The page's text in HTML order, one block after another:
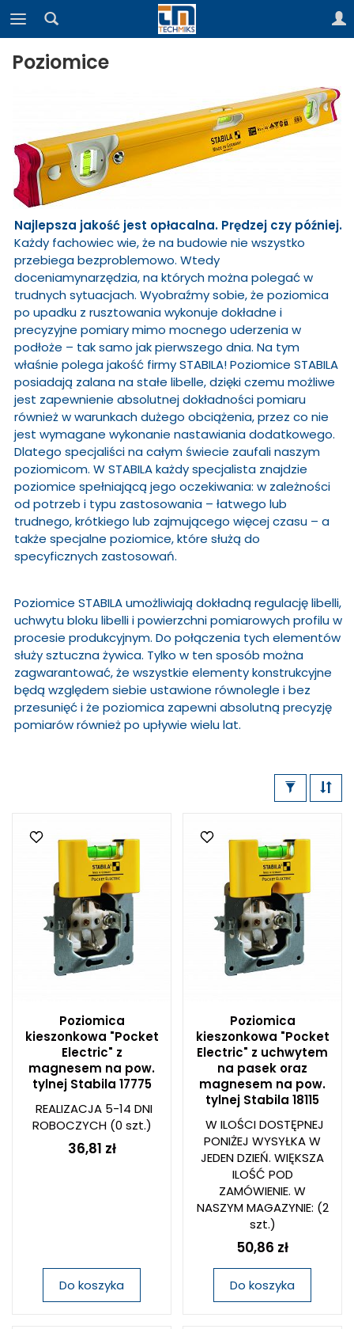
Poziomice
Najlepsza jakość jest opłacalna. Prędzej czy później.
Każdy fachowiec wie, że na budowie nie wszystko
przebiega bezproblemowo. Wtedy
doceniamynarzędzia, na których można polegać w
trudnych sytuacjach. Wyobraźmy sobie, że poziomica
po upadku z rusztowania wykonuje dokładne i
precyzyjne pomiary mimo mocnego uderzenia w
podłoże – tak samo jak pierwszego dnia. Na tym
właśnie polega jakość firmy STABILA! Poziomice STABILA
posiadają zalana na stałe libelle, dzięki czemu możliwe
jest zapewnienie absolutnej dokładności pomiaru
również w warunkach dużego obciążenia, przez co nie
jest wymagane wykonanie nastawiania dodatkowego.
Dlatego specjaliści na całym świecie zaufali naszym
poziomicom. W STABILA każdy specjalista znajdzie
poziomice spełniającą jego oczekiwania: w zależności
od potrzeb i typu zastosowania – łatwego lub
trudnego, krótkiego lub zajmującego więcej czasu – a
także specjalne poziomice, które służą do
specyficznych zastosowań.
Poziomice STABILA umożliwiają dokładną regulację libelli,
uchwytu bloku libelli i powierzchni pomiarowych profilu w
procesie produkcyjnym. Do połączenia tych elementów
służy sztuczna żywica. Tylko w ten sposób można
zagwarantować, że wszystkie elementy konstrukcyjne
będą względem siebie ustawione równolegle i bez
przesunięć i że poziomica zapewni absolutną precyzję
pomiarów również po upływie wielu lat.
Poziomica
kieszonkowa "Pocket
Electric" z
magnesem na pow.
tylnej Stabila 17775
REALIZACJA 5-14 DNI
ROBOCZYCH(0 szt.)
36,81 zł
Do koszyka
Poziomica
kieszonkowa "Pocket
Electric" z uchwytem
na pasek oraz
magnesem na pow.
tylnej Stabila 18115
W ILOŚCI DOSTĘPNEJ
PONIŻEJ WYSYŁKA W
JEDEN DZIEŃ. WIĘKSZA
ILOŚĆ POD
ZAMÓWIENIE. W
NASZYM MAGAZYNIE: (2
szt.)
50,86 zł
Do koszyka